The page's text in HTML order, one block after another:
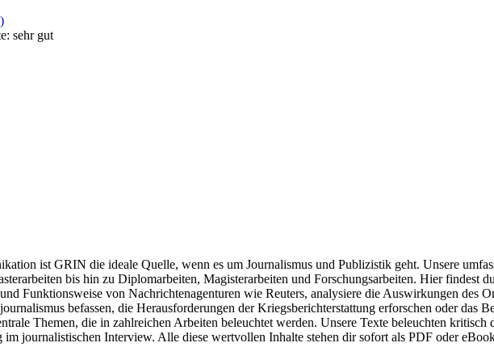
sehr gut
ist GRIN die ideale Quelle, wenn es um Journalismus und Publizistik geht. Unsere
bis hin zu Diplomarbeiten, Magisterarbeiten und Forschungsarbeiten. Hier findest
Funktionsweise von Nachrichtenagenturen wie Reuters, analysiere die Auswirkungen des
befassen, die Herausforderungen der Kriegsberichterstattung erforschen oder das
Themen, die in zahlreichen Arbeiten beleuchtet werden. Unsere Texte beleuchten
journalistischen Interview. Alle diese wertvollen Inhalte stehen dir sofort als PDF oder